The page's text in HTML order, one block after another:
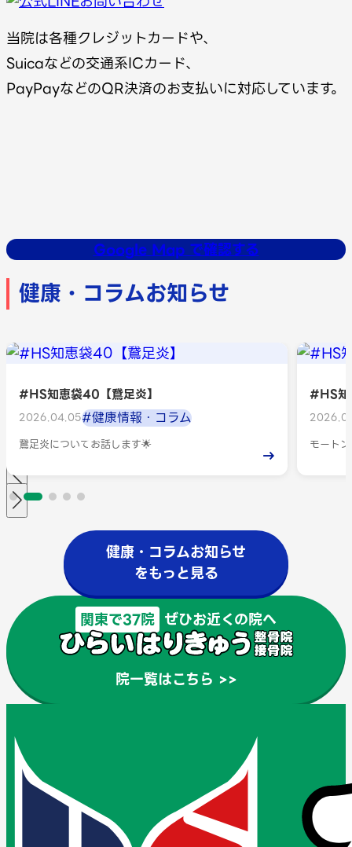
当院は各種クレジットカードや、
Suicaなどの交通系ICカード、
PayPayなどのQR決済のお支払いに対応しています。
Google Map で確認する
健康・コラムお知らせ
#HS知恵袋40【鵞足炎】
2026.04.05#健康情報・コラム
鵞足炎についてお話します🌟
→
#HS知
モート
健康・コラムお知らせ
をもっと見る
関東で37院 ぜひお近くの院へ
院一覧はこちら >>